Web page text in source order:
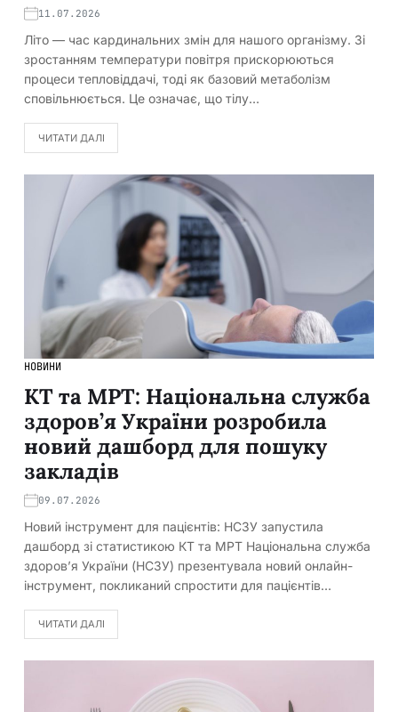
11.07.2026
Літо — час кардинальних змін для нашого організму. Зі
зростанням температури повітря прискорюються
процеси тепловіддачі, тоді як базовий метаболізм
сповільнюється. Це означає, що тілу…
ЧИТАТИ ДАЛІ
НОВИНИ
КТ та МРТ: Національна служба
здоров’я України розробила
новий дашборд для пошуку
закладів
09.07.2026
Новий інструмент для пацієнтів: НСЗУ запустила
дашборд зі статистикою КТ та МРТ Національна служба
здоров’я України (НСЗУ) презентувала новий онлайн-
інструмент, покликаний спростити для пацієнтів…
ЧИТАТИ ДАЛІ